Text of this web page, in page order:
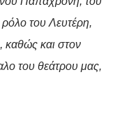
του Λευτέρη,
καθώς και στον
του θεάτρου μας,